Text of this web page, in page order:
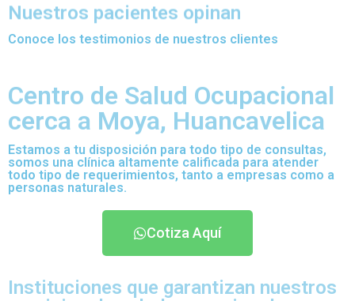
Nuestros pacientes opinan
Conoce los testimonios de nuestros clientes
Centro de Salud Ocupacional
cerca a Moya, Huancavelica
Estamos a tu disposición para todo tipo de consultas,
somos una clínica altamente calificada para atender
todo tipo de requerimientos, tanto a empresas como a
personas naturales.
Cotiza Aquí
Instituciones que garantizan nuestros